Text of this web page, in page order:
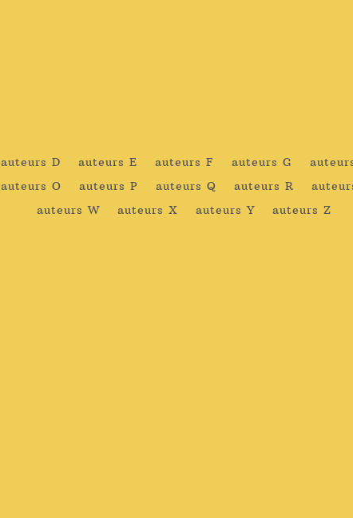
auteurs D auteurs E auteurs F auteurs G
auteurs O auteurs P auteurs Q auteurs R
auteurs W
auteurs X auteurs Y auteurs Z